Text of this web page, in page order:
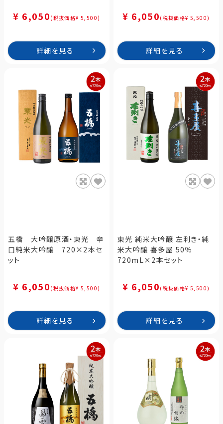
¥ 6,050 (税抜価格¥ 5,500)
詳細を見る
¥ 6,050 (税抜価格¥ 5,500)
詳細を見る
五橋 大吟醸原酒・東光 辛
口純米大吟醸 720×2本セ
ット
¥ 6,050 (税抜価格¥ 5,500)
詳細を見る
東光 純米大吟醸 左利き・純
米大吟醸 喜多屋 50％
720mL×2本セット
¥ 6,050 (税抜価格¥ 5,500)
詳細を見る